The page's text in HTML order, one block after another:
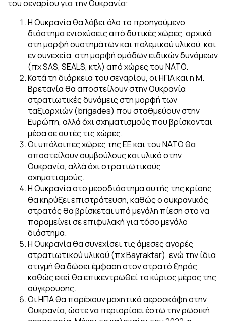
του σεναρίου για την Ουκρανία:
Η Ουκρανία θα λάβει όλο το προηγούμενο
διάστημα ενισχύσεις από δυτικές χώρες, αρχικά
στη μορφή συστημάτων και πολεμικού υλικού, και
εν συνεχεία, στη μορφή ομάδων ειδικών δυνάμεων
(πχ SAS, SEALS, κτλ) από χώρες του NATO.
Κατά τη διάρκεια του σεναρίου, οι ΗΠΑ και η Μ.
Βρετανία θα αποστείλουν στην Ουκρανία
στρατιωτικές δυνάμεις στη μορφή των
ταξιαρχιών (brigades) που σταθμεύουν στην
Ευρώπη, αλλά όχι σχηματισμούς που βρίσκονται
μέσα σε αυτές τις χώρες.
Οι υπόλοιπες χώρες της ΕΕ και του ΝΑΤΟ θα
αποστείλουν συμβούλους και υλικό στην
Ουκρανία, αλλά όχι στρατιωτικούς
σχηματισμούς.
Η Ουκρανία στο μεσοδιάστημα αυτής της κρίσης
θα κηρύξει επιστράτευση, καθώς ο ουκρανικός
στρατός θα βρίσκεται υπό μεγάλη πίεση στο να
παραμείνει σε επιφυλακή για τόσο μεγάλο
διάστημα.
Η Ουκρανία θα συνεχίσει τις άμεσες αγορές
στρατιωτικού υλικού (πχ Bayraktar), ενώ την ίδια
στιγμή θα δώσει έμφαση στον στρατό ξηράς,
καθώς εκεί θα επικεντρωθεί το κύριος μέρος της
σύγκρουσης.
Οι ΗΠΑ θα παρέχουν μαχητικά αεροσκάφη στην
Ουκρανία, ώστε να περιορίσει έστω την ρωσική